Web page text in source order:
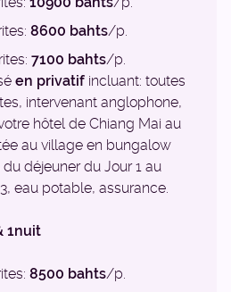
8600 bahts/p.
7100 bahts/p.
en privatif incluant: toutes
intervenant anglophone,
hôtel de Chiang Mai au
au village en bungalow
déjeuner du Jour 1 au
eau potable, assurance.
1nuit
8500 bahts/p.